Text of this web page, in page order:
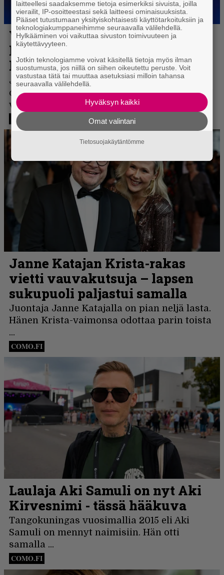
laitteellesi saadaksemme tietoja esimerkiksi sivuista, joilla
vierailit, IP-osoitteestasi sekä laitteesi ominaisuuksista.
Pääset tutustumaan yksityiskohtaisesti käyttötarkoituksiin ja
teknologiakumppaneihimme seuraavalla välilehdellä.
Hylkääminen voi vaikuttaa sivuston toimivuuteen ja
käytettävyyteen.
Jotkin teknologiamme voivat käsitellä tietoja myös ilman
suostumusta, jos niillä on siihen oikeutettu peruste. Voit
vastustaa tätä tai muuttaa asetuksiasi milloin tahansa
seuraavalla välilehdellä.
Hyväksyn kaikki
Omat valintani
Tietosuojakäytäntömme